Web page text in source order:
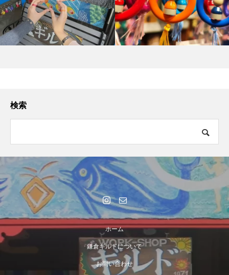
検索
ホーム
鎌倉ギルドについて
お問い合わせ